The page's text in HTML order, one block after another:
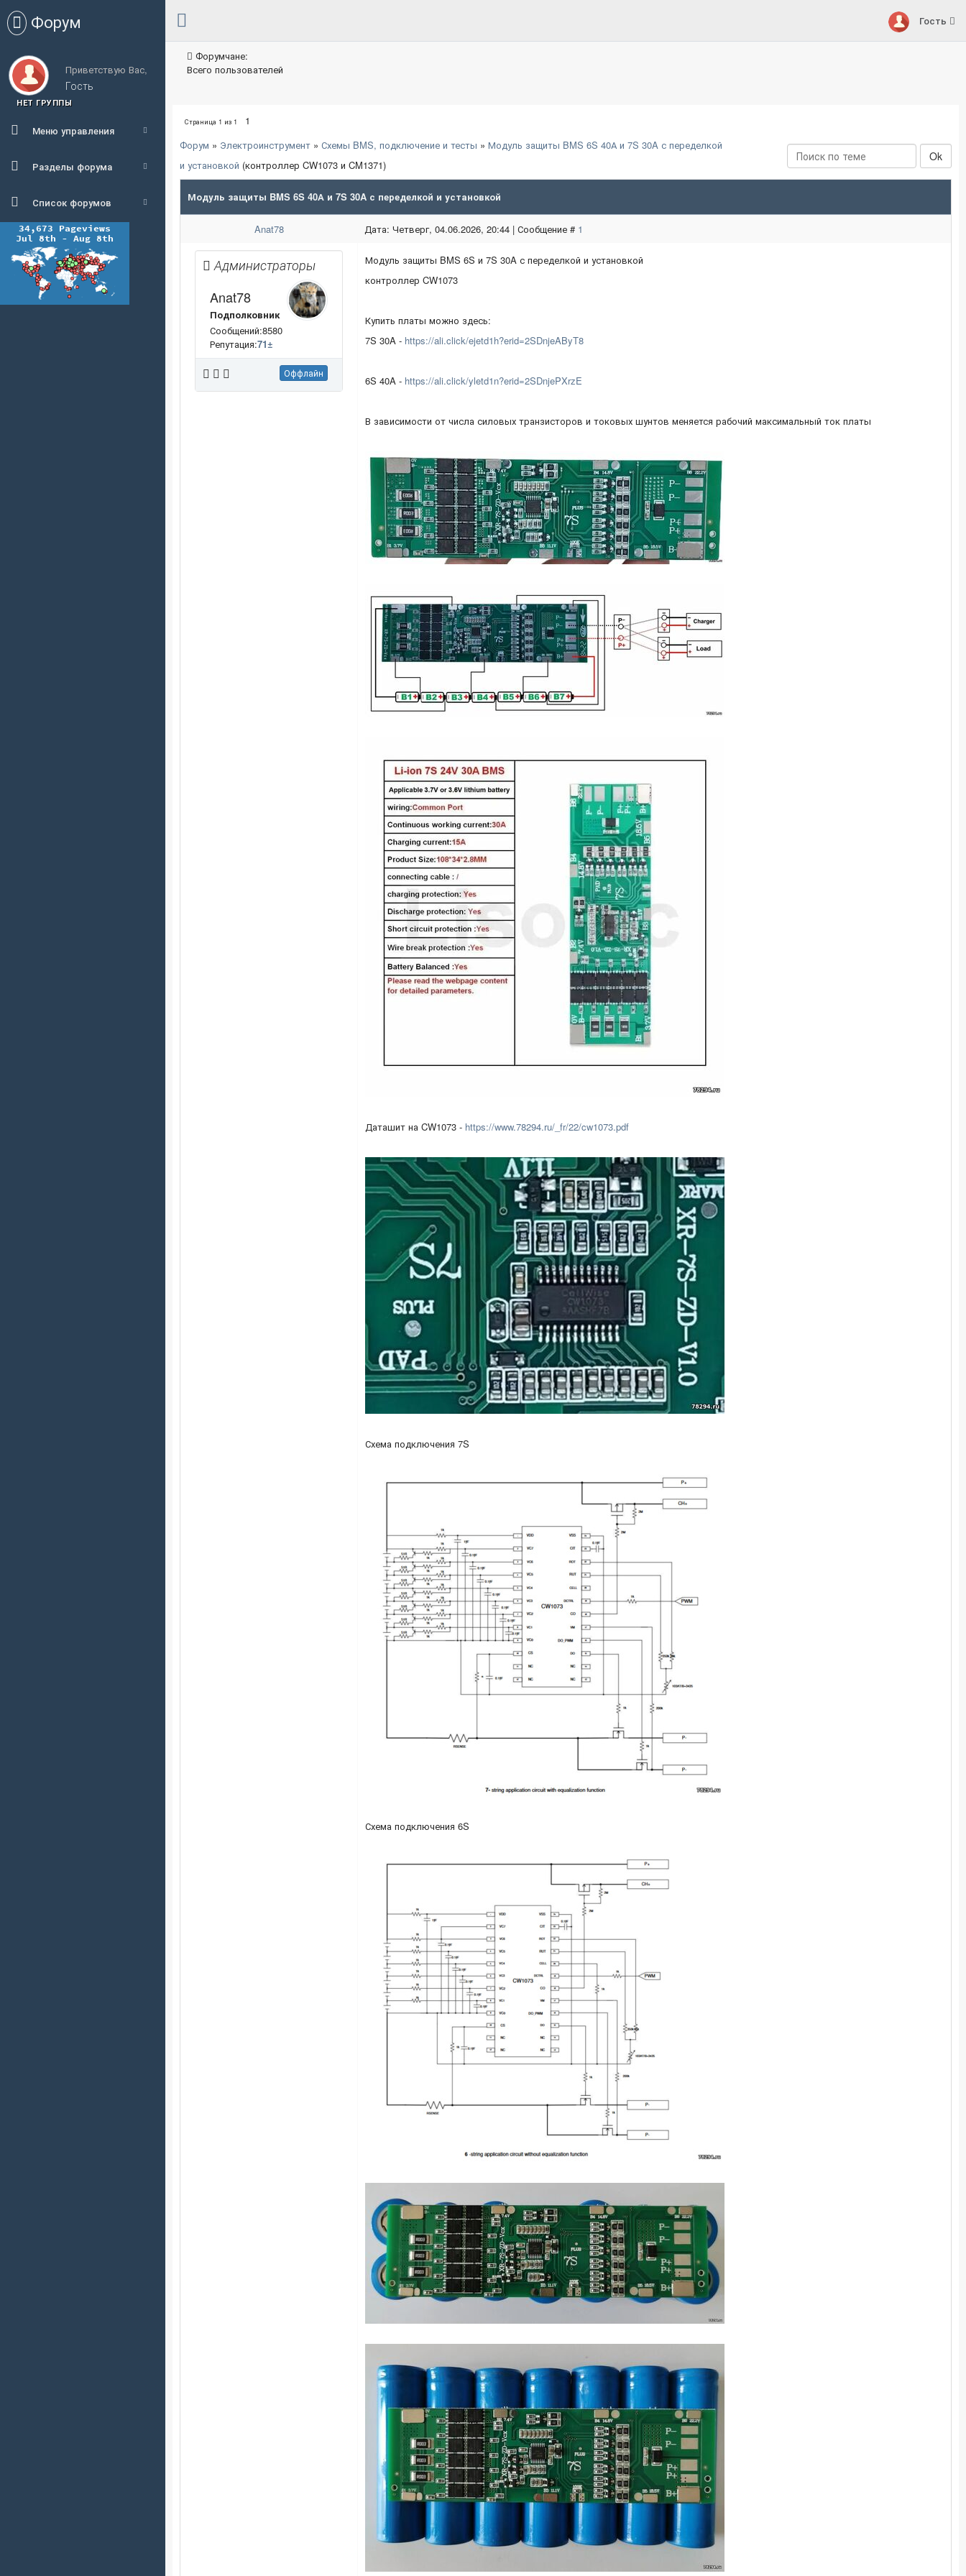
Форум
Приветствую Вас,
Гость
НЕТ ГРУППЫ
Меню управления
Разделы форума
Список форумов
Гость
Форумчане:
Всего пользователей
Страница 1 из 1
1
Форум » Электроинструмент » Схемы BMS, подключение и тесты » Модуль защиты BMS 6S 40А и 7S 30A с переделкой
и установкой (контроллер CW1073 и CM1371)
Модуль защиты BMS 6S 40А и 7S 30A с переделкой и установкой
Anat78 Дата: Четверг, 04.06.2026, 20:44 | Сообщение # 1
Администраторы
Anat78
Подполковник
Сообщений:8580
Репутация:71±
Оффлайн
Модуль защиты BMS 6S и 7S 30A с переделкой и установкой
контроллер CW1073
Купить платы можно здесь:
7S 30A - https://ali.click/ejetd1h?erid=2SDnjeAByT8
6S 40A - https://ali.click/yletd1n?erid=2SDnjePXrzE
В зависимости от числа силовых транзисторов и токовых шунтов меняется рабочий максимальный ток платы
Даташит на CW1073 - https://www.78294.ru/_fr/22/cw1073.pdf
Схема подключения 7S
Схема подключения 6S